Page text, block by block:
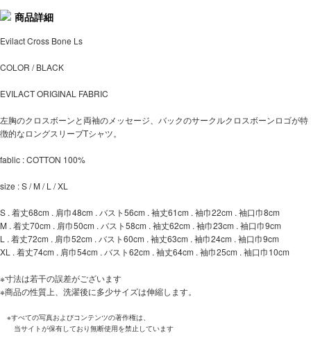
商品詳細
Evilact Cross Bone Ls
COLOR / BLACK
EVILACT ORIGINAL FABRIC
左胸のクロスボーンと両袖のメッセージ、バックのサークルクロスボーンロゴが特
徴的なロングスリーブTシャツ。
fablic : COTTON 100%
size : S / M / L / XL
S . 着丈68cm . 肩巾48cm . バスト56cm . 袖丈61cm . 袖巾22cm . 袖口巾8cm
M . 着丈70cm . 肩巾50cm . バスト58cm . 袖丈62cm . 袖巾23cm . 袖口巾9cm
L . 着丈72cm . 肩巾52cm . バスト60cm . 袖丈63cm . 袖巾24cm . 袖口巾9cm
XL . 着丈74cm . 肩巾54cm . バスト62cm . 袖丈64cm . 袖巾25cm . 袖口巾10cm
※寸法は若干の誤差がございます
※商品の性質上、洗濯後に多少サイズは伸縮します。
※すべての写真およびコンテンツの著作権は、
当サイトが保有しており無断使用を禁止しています